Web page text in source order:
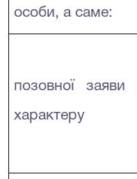
особи, а саме:
позовної заяви
характеру